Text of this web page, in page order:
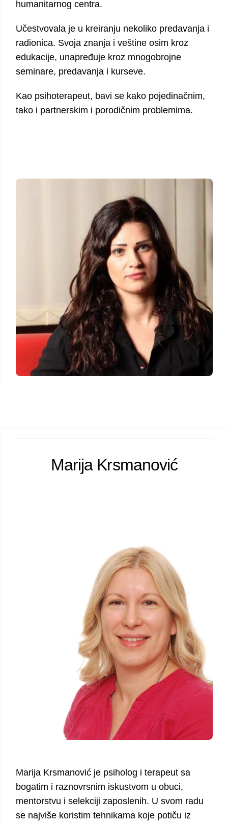
humanitarnog centra.
Učestvovala je u kreiranju nekoliko predavanja i
radionica. Svoja znanja i veštine osim kroz
edukacije, unapređuje kroz mnogobrojne
seminare, predavanja i kurseve.
Kao psihoterapeut, bavi se kako pojedinačnim,
tako i partnerskim i porodičnim problemima.
Marija Krsmanović
Marija Krsmanović je psiholog i terapeut sa
bogatim i raznovrsnim iskustvom u obuci,
mentorstvu i selekciji zaposlenih. U svom radu
se najviše koristim tehnikama koje potiču iz